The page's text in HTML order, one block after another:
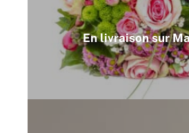
En livraison sur